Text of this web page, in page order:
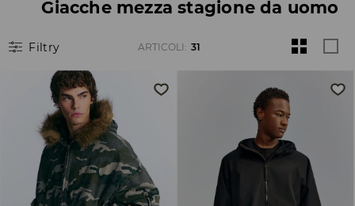
Giacche mezza stagione da uomo
Filtry ARTICOLI : 31